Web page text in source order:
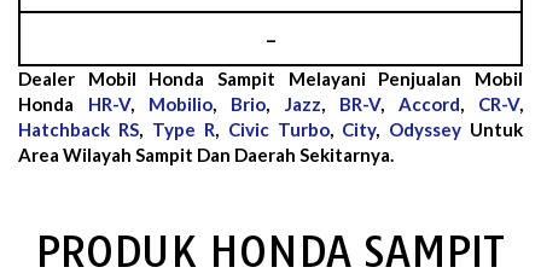
–
Dealer Mobil Honda Sampit Melayani Penjualan Mobil
Honda HR-V, Mobilio, Brio, Jazz, BR-V, Accord, CR-V,
Hatchback RS, Type R, Civic Turbo, City, OdysseyUntuk
Area Wilayah Sampit Dan Daerah Sekitarnya.
PRODUK HONDA SAMPIT